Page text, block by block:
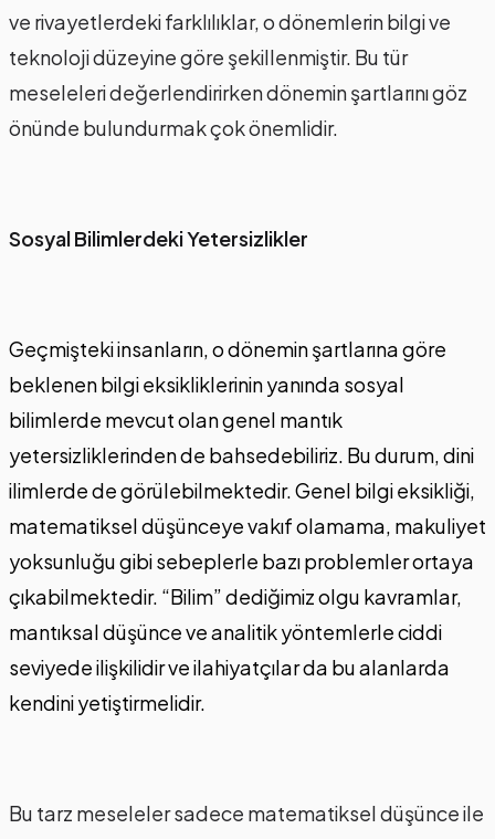
ve rivayetlerdeki farklılıklar, o dönemlerin bilgi ve
teknoloji düzeyine göre şekillenmiştir. Bu tür
meseleleri değerlendirirken dönemin şartlarını göz
önünde bulundurmak çok önemlidir.
Sosyal Bilimlerdeki Yetersizlikler
Geçmişteki insanların, o dönemin şartlarına göre
beklenen bilgi eksikliklerinin yanında sosyal
bilimlerde mevcut olan genel mantık
yetersizliklerinden de bahsedebiliriz. Bu durum, dini
ilimlerde de görülebilmektedir. Genel bilgi eksikliği,
matematiksel düşünceye vakıf olamama, makuliyet
yoksunluğu gibi sebeplerle bazı problemler ortaya
çıkabilmektedir. “Bilim” dediğimiz olgu kavramlar,
mantıksal düşünce ve analitik yöntemlerle ciddi
seviyede ilişkilidir ve ilahiyatçılar da bu alanlarda
kendini yetiştirmelidir.
Bu tarz meseleler sadece matematiksel düşünce ile